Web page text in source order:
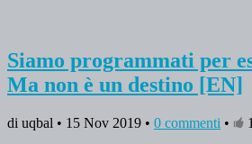
Siamo programmati per
Ma non è un destino [EN]
di uqbal • 15 Nov 2019 • 0 commenti •
1